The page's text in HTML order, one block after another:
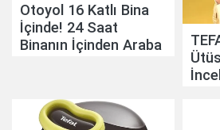
Otoyol 16 Katlı Bina
İçinde! 24 Saat
Binanın İçinden Araba